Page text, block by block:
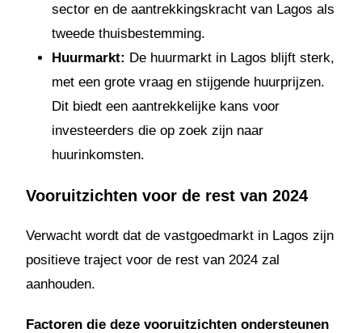
sector en de aantrekkingskracht van Lagos als
tweede thuisbestemming.
Huurmarkt: De huurmarkt in Lagos blijft sterk,
met een grote vraag en stijgende huurprijzen.
Dit biedt een aantrekkelijke kans voor
investeerders die op zoek zijn naar
huurinkomsten.
Vooruitzichten voor de rest van 2024
Verwacht wordt dat de vastgoedmarkt in Lagos zijn
positieve traject voor de rest van 2024 zal
aanhouden.
Factoren die deze vooruitzichten ondersteunen